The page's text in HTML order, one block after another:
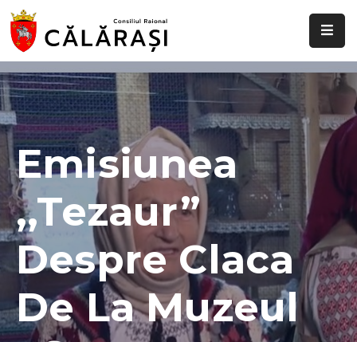
Despre
noi
Știri
și
evenimente
Transparență
decizională
Comisii
raionale
Funcții
vacante
Emisiunea
,,Tezaur”
Despre Claca
De La Muzeul